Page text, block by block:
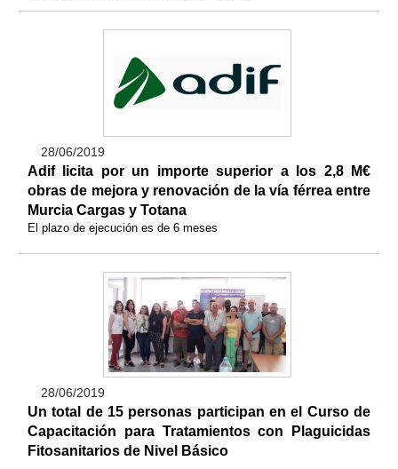
28/06/2019
Adif licita por un importe superior a los 2,8 M€
obras de mejora y renovación de la vía férrea entre
Murcia Cargas y Totana
El plazo de ejecución es de 6 meses
28/06/2019
Un total de 15 personas participan en el Curso de
Capacitación para Tratamientos con Plaguicidas
Fitosanitarios de Nivel Básico